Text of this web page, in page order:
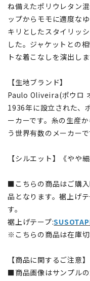
ね備えたポリウレタン
ップからモモに適度な
キリとしたスタイリッ
した。ジャケットとの
トな着こなしを演出しま
【生地ブランド】
Paulo Oliveira(ポウロ
1936年に設立された、
ーカーです。糸の生産
う世界有数のメーカーで
【シルエット】《やや
■こちらの商品はご購
品となります。裾上げ
す。
裾上げテープ:
※こちらの商品は在庫切
【商品に関するご注意】
■商品画像はサンプル